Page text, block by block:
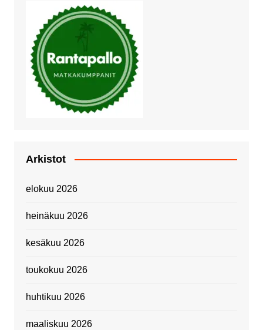
Arkistot
elokuu 2026
heinäkuu 2026
kesäkuu 2026
toukokuu 2026
huhtikuu 2026
maaliskuu 2026